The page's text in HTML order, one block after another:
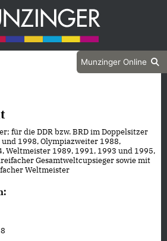
Munzinger Online
für die DDR bzw. BRD im Doppelsitzer
1998, Olympiazweiter 1988,
Weltmeister 1989, 1991, 1993 und 1995,
Gesamtweltcupsieger sowie mit
Weltmeister